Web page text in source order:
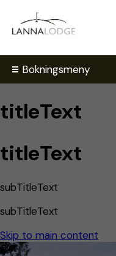
Bokningsmeny
titleText
titleText
subTitleText
subTitleText
Skip to main content